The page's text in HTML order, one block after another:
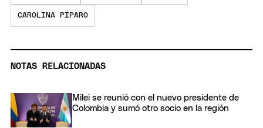
CAROLINA PÍPARO
NOTAS RELACIONADAS
Milei se reunió con el nuevo presidente de
Colombia y sumó otro socio en la región